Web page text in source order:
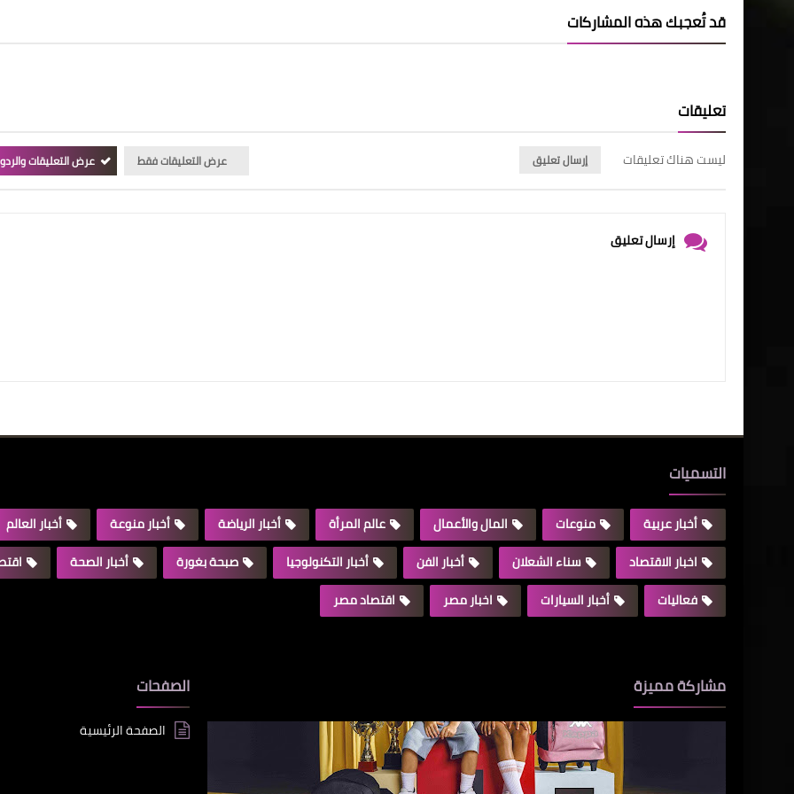
قد تُعجبك هذه المشاركات
تعليقات
ليست هناك تعليقات إرسال تعليق عرض التعليقات فقط عرض التعليقات
إرسال تعليق
التسميات
أخبار عربية منوعات المال والأعمال عالم المرأة أخبار الرياضة أخبار منوعة
أخبار العالم
اخبار الاقتصاد
سناء الشعلان أخبار الفن أخبار التكنولوجيا صبحة بغورة أخبار الصحة
فعاليات
أخبار السيارات اخبار مصر اقتصاد مصر
مشاركة مميزة الصفحات
الصفحة الرئيسية